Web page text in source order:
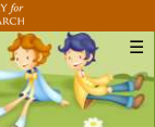
☰